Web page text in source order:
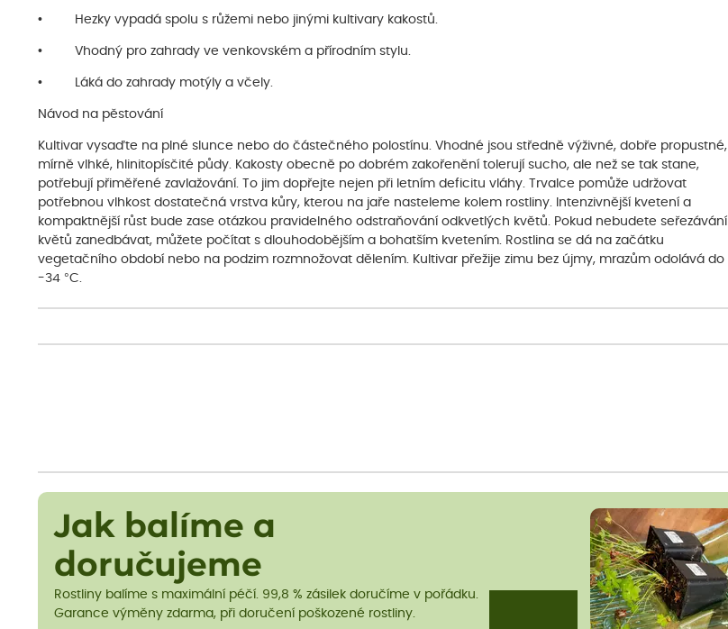
• Hezky vypadá spolu s růžemi nebo jinými kultivary kakostů.
• Vhodný pro zahrady ve venkovském a přírodním stylu.
• Láká do zahrady motýly a včely.
Návod na pěstování
Kultivar vysaďte na plné slunce nebo do částečného polostínu. Vhodné jsou středně výživné, dobře propustné,
mírně vlhké, hlinitopísčité půdy. Kakosty obecně po dobrém zakořenění tolerují sucho, ale než se tak stane,
potřebují přiměřené zavlažování. To jim dopřejte nejen při letním deficitu vláhy. Trvalce pomůže udržovat
potřebnou vlhkost dostatečná vrstva kůry, kterou na jaře nasteleme kolem rostliny. Intenzivnější kvetení a
kompaktnější růst bude zase otázkou pravidelného odstraňování odkvetlých květů. Pokud nebudete seřezávání
květů zanedbávat, můžete počítat s dlouhodobějším a bohatším kvetením. Rostlina se dá na začátku
vegetačního období nebo na podzim rozmnožovat dělením. Kultivar přežije zimu bez újmy, mrazům odolává do
-34 °C.
Jak balíme a
doručujeme
Rostliny balíme s maximální péčí. 99,8 % zásilek doručíme v pořádku.
Garance výměny zdarma, při doručení poškozené rostliny.